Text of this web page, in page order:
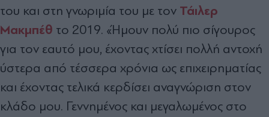
του και στη γνωριμία του με τον Τάιλερ
Μακμπέθ το 2019. «Ήμουν πολύ πιο σίγουρος
για τον εαυτό μου, έχοντας χτίσει πολλή αντοχή
ύστερα από τέσσερα χρόνια ως επιχειρηματίας
και έχοντας τελικά κερδίσει αναγνώριση στον
κλάδο μου. Γεννημένος και μεγαλωμένος στο